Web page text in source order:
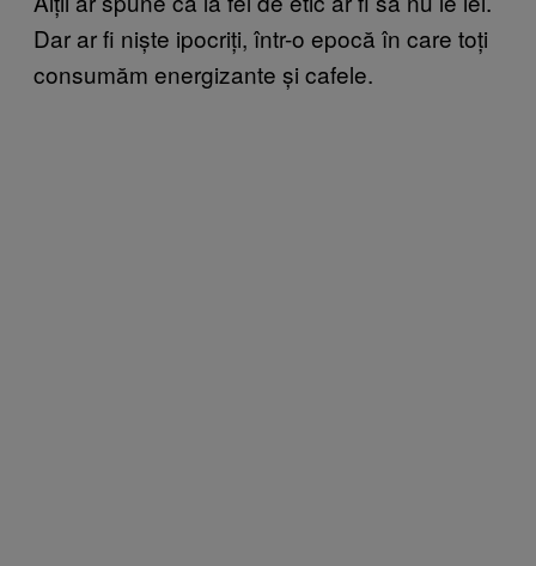
Dar ar fi niște ipocriți, într-o epocă în care toți
consumăm energizante și cafele.